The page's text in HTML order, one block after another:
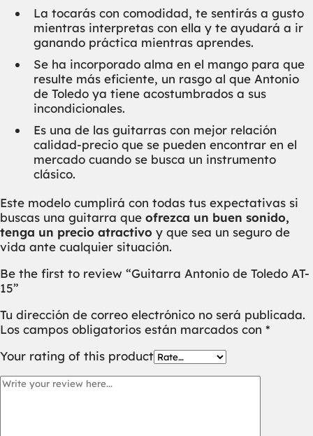
La tocarás con comodidad, te sentirás a gusto
mientras interpretas con ella y te ayudará a ir
ganando práctica mientras aprendes.
Se ha incorporado alma en el mango para que
resulte más eficiente, un rasgo al que Antonio
de Toledo ya tiene acostumbrados a sus
incondicionales.
Es una de las guitarras con mejor relación
calidad-precio que se pueden encontrar en el
mercado cuando se busca un instrumento
clásico.
Este modelo cumplirá con todas tus expectativas si
buscas una guitarra que ofrezca un buen sonido,
tenga un precio atractivo y que sea un seguro de
vida ante cualquier situación.
Be the first to review “Guitarra Antonio de Toledo AT-
15”
Tu dirección de correo electrónico no será publicada.
Los campos obligatorios están marcados con *
Your rating of this product